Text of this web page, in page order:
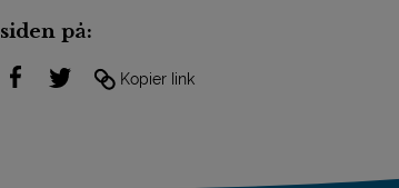
på:
Facebook
TwitterKopier link